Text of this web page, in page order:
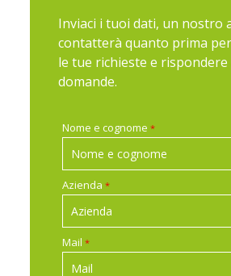
Inviaci i tuoi dati, un nostro
contatterà quanto prima
le tue richieste e rispondere
domande.
Nome e cognome *
Azienda *
Mail *